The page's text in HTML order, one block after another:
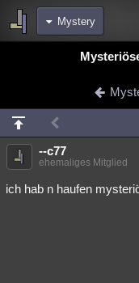
Mystery
Chat Wiki
meine Rubriken
Menschen
Spiritualität
--c77
ehemaliges Mitglied
ich hab n haufen